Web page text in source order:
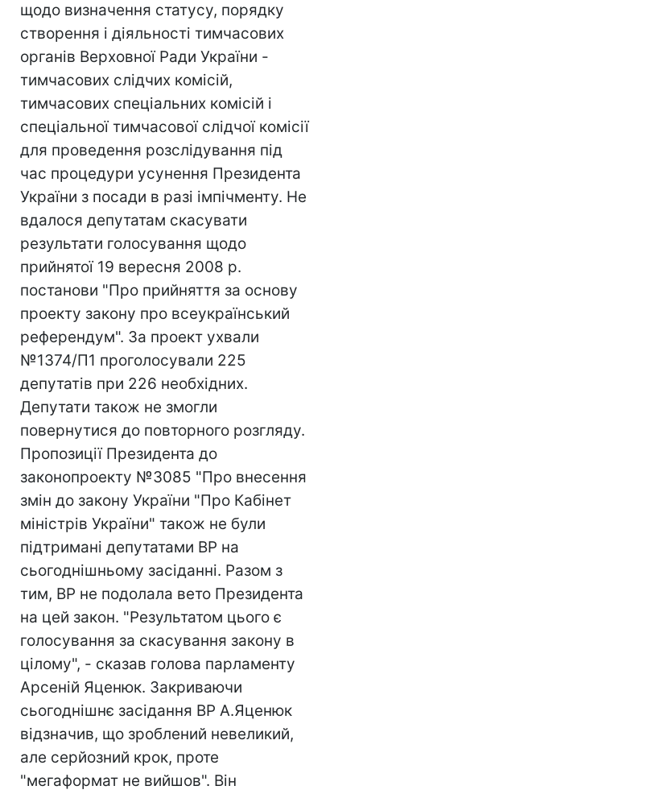
щодо визначення статусу, порядку
створення і діяльності тимчасових
органів Верховної Ради України -
тимчасових слідчих комісій,
тимчасових спеціальних комісій і
спеціальної тимчасової слідчої комісії
для проведення розслідування під
час процедури усунення Президента
України з посади в разі імпічменту. Не
вдалося депутатам скасувати
результати голосування щодо
прийнятої 19 вересня 2008 р.
постанови "Про прийняття за основу
проекту закону про всеукраїнський
референдум". За проект ухвали
№1374/П1 проголосували 225
депутатів при 226 необхідних.
Депутати також не змогли
повернутися до повторного розгляду.
Пропозиції Президента до
законопроекту №3085 "Про внесення
змін до закону України "Про Кабінет
міністрів України" також не були
підтримані депутатами ВР на
сьогоднішньому засіданні. Разом з
тим, ВР не подолала вето Президента
на цей закон. "Результатом цього є
голосування за скасування закону в
цілому", - сказав голова парламенту
Арсеній Яценюк. Закриваючи
сьогоднішнє засідання ВР А.Яценюк
відзначив, що зроблений невеликий,
але серйозний крок, проте
"мегаформат не вийшов". Він